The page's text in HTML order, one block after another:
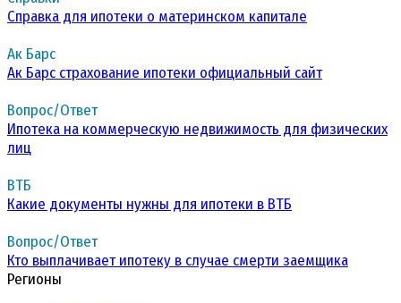
Справка для ипотеки о материнском капитале
Ак Барс
Ак Барс страхование ипотеки официальный сайт
Вопрос/Ответ
Ипотека на коммерческую недвижимость для физических
лиц
ВТБ
Какие документы нужны для ипотеки в ВТБ
Вопрос/Ответ
Кто выплачивает ипотеку в случае смерти заемщика
Регионы